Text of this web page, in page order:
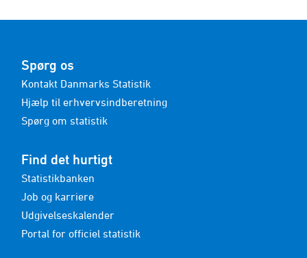
Spørg os
Kontakt Danmarks Statistik
Hjælp til erhvervsindberetning
Spørg om statistik
Find det hurtigt
Statistikbanken
Job og karriere
Udgivelseskalender
Portal for officiel statistik